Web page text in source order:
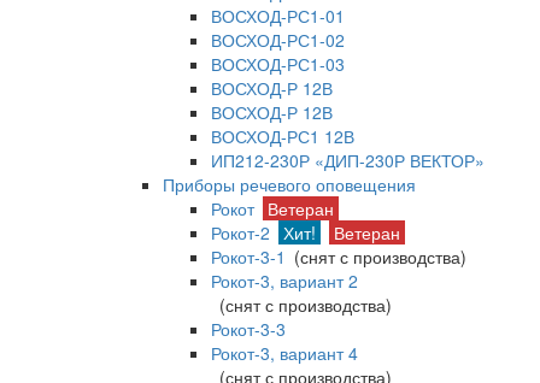
ВОСХОД-РС1-01
ВОСХОД-РС1-02
ВОСХОД-РС1-03
ВОСХОД-Р 12В
ВОСХОД-Р 12В
ВОСХОД-РС1 12В
ИП212-230Р «ДИП-230Р ВЕКТОР»
Приборы речевого оповещения
Рокот Ветеран
Рокот-2 Хит!
Ветеран
Рокот-3-1 (снят с производства)
Рокот-3, вариант 2
(снят с производства)
Рокот-3-3
Рокот-3, вариант 4
(снят с производства)